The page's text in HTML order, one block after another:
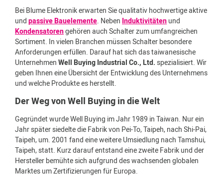
Bei Blume Elektronik erwarten Sie qualitativ hochwertige aktive
undpassive Bauelemente. Neben Induktivitätenund
Kondensatorengehören auch Schalter zum umfangreichen
Sortiment. In vielen Branchen müssen Schalter besondere
Anforderungen erfüllen. Darauf hat sich das taiwanesische
UnternehmenWell Buying Industrial Co., Ltd.spezialisiert. Wir
geben Ihnen eine Übersicht der Entwicklung des Unternehmens
und welche Produkte es herstellt.
Der Weg von Well Buying in die Welt
Gegründet wurde Well Buying im Jahr 1989 in Taiwan. Nur ein
Jahr später siedelte die Fabrik von Pei-To, Taipeh, nach Shi-Pai,
Taipeh, um. 2001 fand eine weitere Umsiedlung nach Tamshui,
Taipeh, statt. Kurz darauf entstand eine zweite Fabrik und der
Hersteller bemühte sich aufgrund des wachsenden globalen
Marktes um Zertifizierungen für Europa.